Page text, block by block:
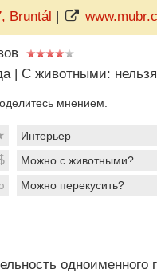
Bruntál |
| C животными: нельзя
мнением.
Интерьер
Можно с животными?
Можно перекусить?
одноименного